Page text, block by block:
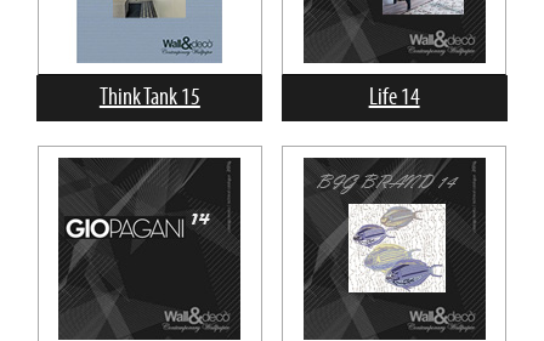
Think Tank 15 Life 14